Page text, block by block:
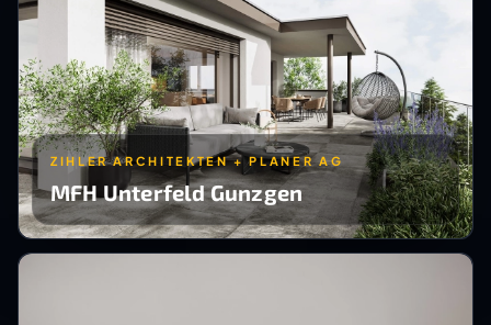
ZIHLER ARCHITEKTEN + PLANER AG
MFH Unterfeld Gunzgen